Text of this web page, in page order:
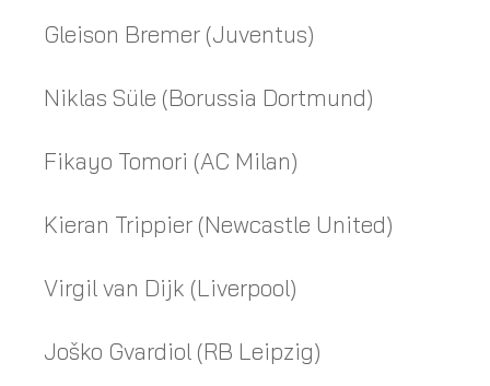
Gleison Bremer (Juventus)
Niklas Süle (Borussia Dortmund)
Fikayo Tomori (AC Milan)
Kieran Trippier (Newcastle United)
Virgil van Dijk (Liverpool)
Joško Gvardiol (RB Leipzig)